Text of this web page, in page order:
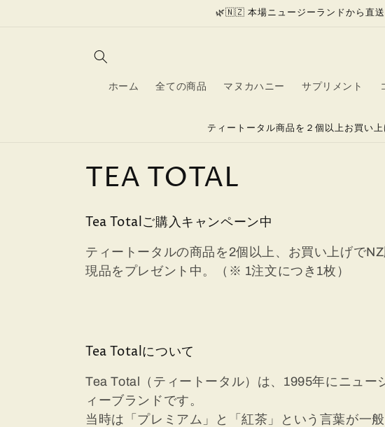
🌿🇳🇿 本場ニュージーランドから直送
ホーム 全ての商品 マヌカハニー サプリメント
ティートータル商品を２個以上お買い
コ
レ
ク
シ
ン
:
TEA TOTAL
Tea Totalご購入キャンペーン中
ティートータルの商品を2個以上、お買い上げで
現品をプレゼント中。（※ 1注文につき1枚）
Tea Totalについて
Tea Total（ティートータル）は、1995年にニュー
ィーブランドです。
当時は「プレミアム」と「紅茶」という言葉が一